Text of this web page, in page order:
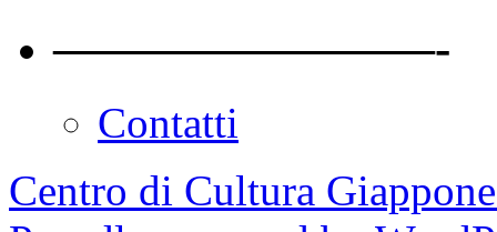
————————-
Contatti
Centro di Cultura